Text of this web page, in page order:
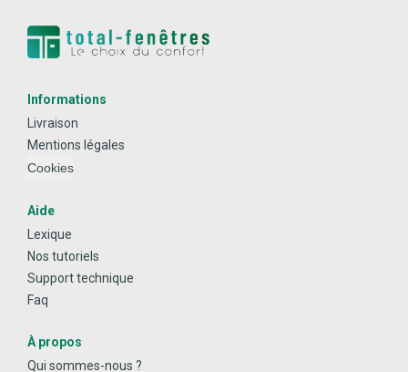
Informations
Livraison
Mentions légales
Cookies
Aide
Lexique
Nos tutoriels
Support technique
Faq
À propos
Qui sommes-nous ?